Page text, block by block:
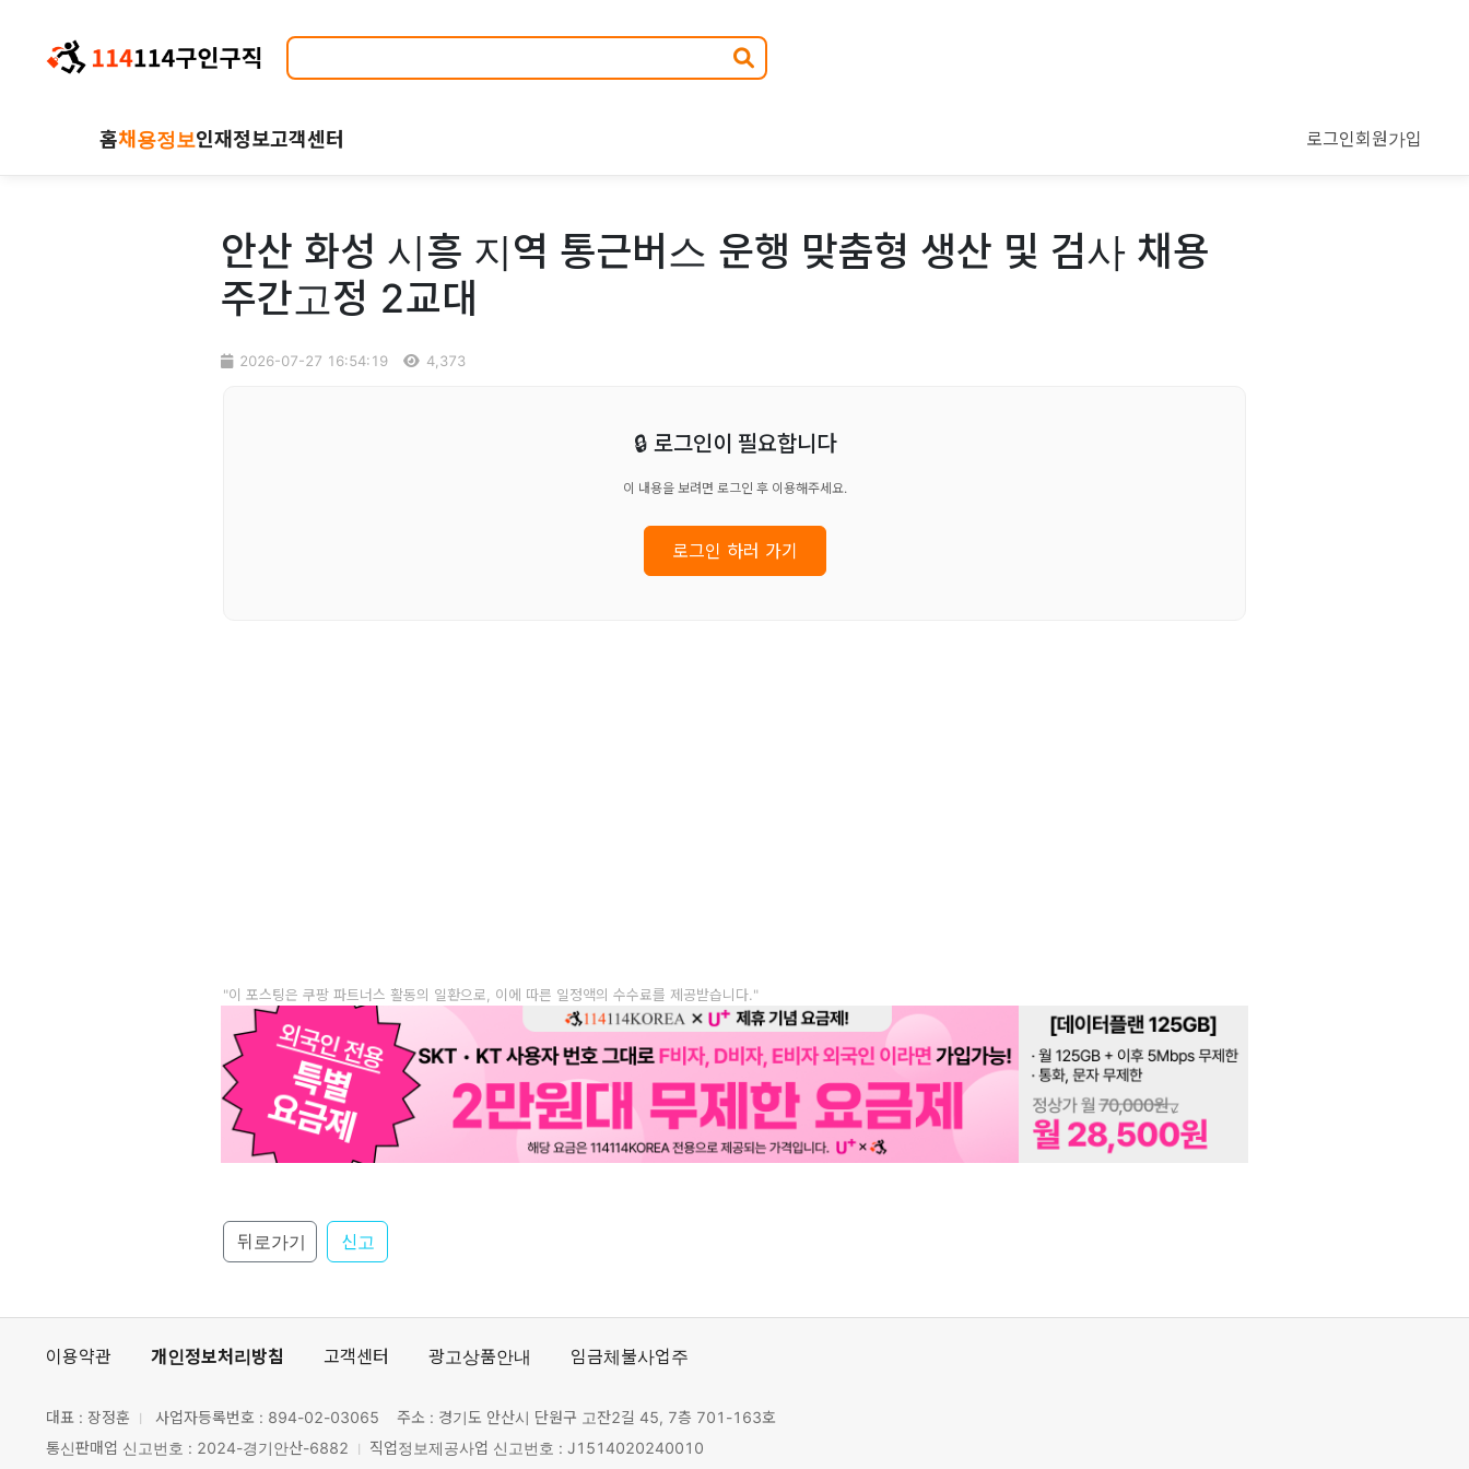
홈채용정보인재정보고객센터 로그인회원가입
안산 화성 시흥 지역 통근버스 운행 맞춤형 생산 및 검사 채용
주간고정 2교대
2026-07-27 16:54:19 4,373
🔒 로그인이 필요합니다
이 내용을 보려면 로그인 후 이용해주세요.
로그인 하러 가기
"이 포스팅은 쿠팡 파트너스 활동의 일환으로, 이에 따른 일정액의 수수료를 제공받습니다."
뒤로가기 신고
이용약관 개인정보처리방침 고객센터 광고상품안내 임금체불사업주
대표 : 장정훈 사업자등록번호 : 894-02-03065
주소 : 경기도 안산시 단원구 고잔2길 45, 7층 701-163호
통신판매업 신고번호 : 2024-경기안산-6882
직업정보제공사업 신고번호 : J1514020240010